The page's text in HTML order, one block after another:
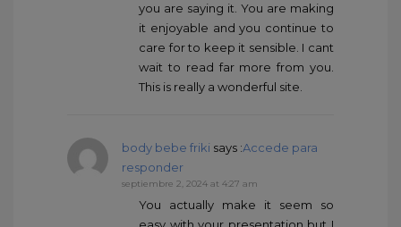
you are saying it. You are making
it enjoyable and you continue to
care for to keep it sensible. I cant
wait to read far more from you.
This is really a wonderful site.
body bebe friki says :Accede para
responder
septiembre 2, 2024 at 4:27 am
You actually make it seem so